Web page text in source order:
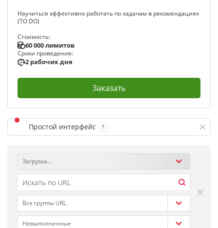
Научиться эффективно работать по задачам в рекомендациях
(TO DO)
Стоимость:
60 000 лимитов
Сроки проведения:
2 рабочих дня
Заказать
Простой интерфейс ?
Загрузка...
Все группы URL
Невыполненные
×